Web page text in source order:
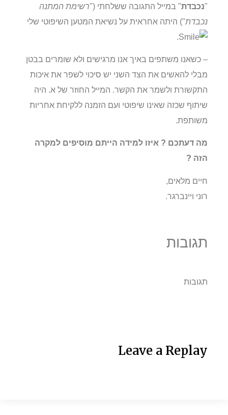
"נכבדת" במייל התגובה ששלחתי ("רשימת המתנה
נכבדת") היתה אחראית על נשיאת המטען השיפוטי שלי
.
– כשאנו משתפים באיך אנו מרגישים ולא שומרים בבטן
מבלי להאשים את הצד השני יש סיכוי לשפר את איכות
התקשורת ולשמר את הקשר. המייל החוזר של א. היה
שיתוף שכזה שאינו שיפוטי ועם הזמנה ללקיחת אחריות
משותפת.
מה דעתכם ? איזו למידה הייתם מוסיפים למקרה
הזה ?
חיים מלאים,
רוני ויינברגר.
תגובות
תגובות
Leave a Replay